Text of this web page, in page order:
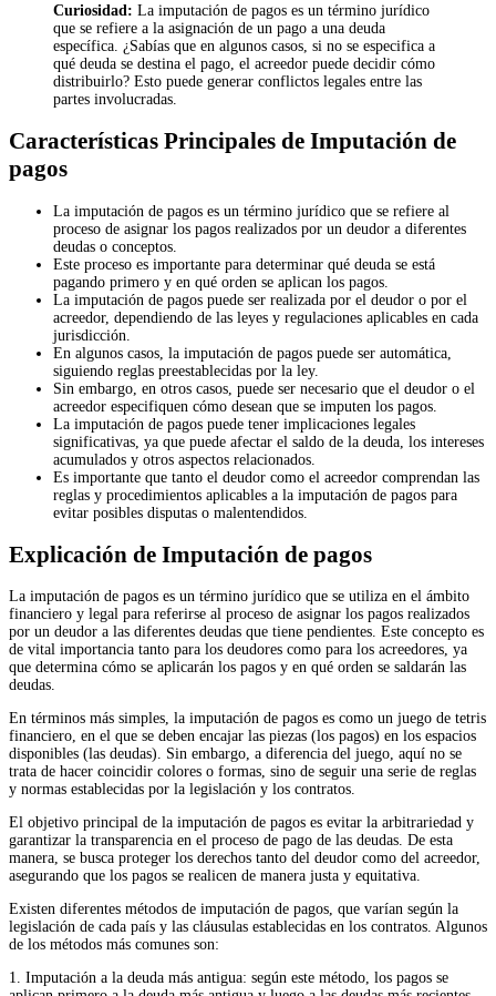
Curiosidad: La imputación de pagos es un término jurídico
que se refiere a la asignación de un pago a una deuda
específica. ¿Sabías que en algunos casos, si no se especifica a
qué deuda se destina el pago, el acreedor puede decidir cómo
distribuirlo? Esto puede generar conflictos legales entre las
partes involucradas.
Características Principales de Imputación de
pagos
La imputación de pagos es un término jurídico que se refiere al
proceso de asignar los pagos realizados por un deudor a diferentes
deudas o conceptos.
Este proceso es importante para determinar qué deuda se está
pagando primero y en qué orden se aplican los pagos.
La imputación de pagos puede ser realizada por el deudor o por el
acreedor, dependiendo de las leyes y regulaciones aplicables en cada
jurisdicción.
En algunos casos, la imputación de pagos puede ser automática,
siguiendo reglas preestablecidas por la ley.
Sin embargo, en otros casos, puede ser necesario que el deudor o el
acreedor especifiquen cómo desean que se imputen los pagos.
La imputación de pagos puede tener implicaciones legales
significativas, ya que puede afectar el saldo de la deuda, los intereses
acumulados y otros aspectos relacionados.
Es importante que tanto el deudor como el acreedor comprendan las
reglas y procedimientos aplicables a la imputación de pagos para
evitar posibles disputas o malentendidos.
Explicación de Imputación de pagos
La imputación de pagos es un término jurídico que se utiliza en el ámbito
financiero y legal para referirse al proceso de asignar los pagos realizados
por un deudor a las diferentes deudas que tiene pendientes. Este concepto es
de vital importancia tanto para los deudores como para los acreedores, ya
que determina cómo se aplicarán los pagos y en qué orden se saldarán las
deudas.
En términos más simples, la imputación de pagos es como un juego de tetris
financiero, en el que se deben encajar las piezas (los pagos) en los espacios
disponibles (las deudas). Sin embargo, a diferencia del juego, aquí no se
trata de hacer coincidir colores o formas, sino de seguir una serie de reglas
y normas establecidas por la legislación y los contratos.
El objetivo principal de la imputación de pagos es evitar la arbitrariedad y
garantizar la transparencia en el proceso de pago de las deudas. De esta
manera, se busca proteger los derechos tanto del deudor como del acreedor,
asegurando que los pagos se realicen de manera justa y equitativa.
Existen diferentes métodos de imputación de pagos, que varían según la
legislación de cada país y las cláusulas establecidas en los contratos. Algunos
de los métodos más comunes son:
1. Imputación a la deuda más antigua: según este método, los pagos se